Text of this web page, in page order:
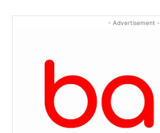
- Advertisement -